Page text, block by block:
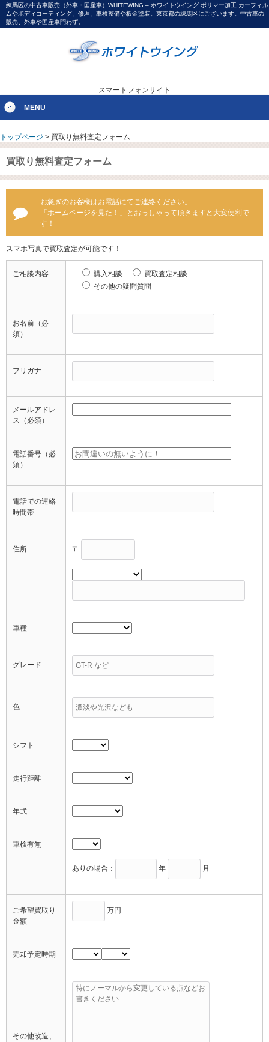
練馬区の中古車販売（外車・国産車）WHITEWING – ホワイトウイング ポリマー加工 カーフィル
ムやボディコーティング、修理、車検整備や板金塗装。東京都の練馬区にございます。中古車の
販売、外車や国産車問わず。
スマートフォンサイト
MENU
トップページ > 買取り無料査定フォーム
買取り無料査定フォーム
お急ぎのお客様はお電話にてご連絡ください。
「ホームページを見た！」とおっしゃって頂きますと大変便利で
す！
スマホ写真で買取査定が可能です！
ご相談内容 購入相談
買取査定相談
その他の疑問質問
お名前 （必
須）
フリガナ
メールアドレ
ス （必須）
電話番号 （必
須）
電話での連絡
時間帯
住所 〒
車種
グレード
色
シフト
走行距離
年式
車検有無
ありの場合： 年 月
ご希望買取り
金額
万円
売却予定時期
その他改造、